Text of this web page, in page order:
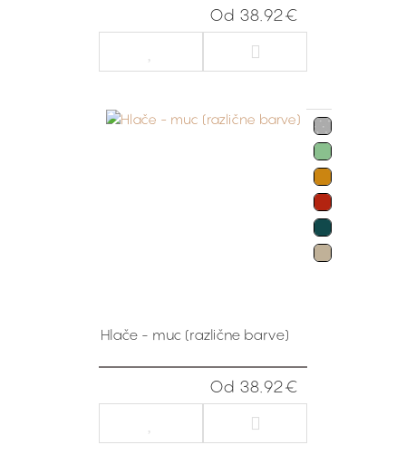
Od 38.92€
Hlače - muc (različne barve)
Od 38.92€